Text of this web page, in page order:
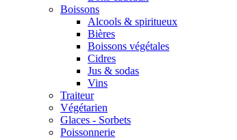
Boissons
Alcools & spiritueux
Bières
Boissons végétales
Cidres
Jus & sodas
Vins
Traiteur
Végétarien
Glaces - Sorbets
Poissonnerie